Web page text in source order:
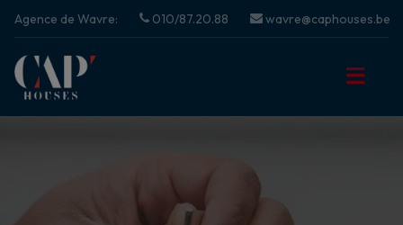
Agence de Wavre: 010/87.20.88 wavre@caphouses.be